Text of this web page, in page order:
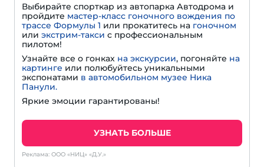
Выбирайте спорткар из автопарка Автодрома и
пройдите мастер-класс гоночного вождения по
трассе Формулы 1 или прокатитесь на гоночном
или экстрим-такси с профессиональным
пилотом!
Узнайте все о гонках на экскурсии, погоняйте на
картинге или полюбуйтесь уникальными
экспонатами в автомобильном музее Ника
Панули.
Яркие эмоции гарантированы!
УЗНАТЬ БОЛЬШЕ
Реклама: ООО «НИЦ» «Д.У.»